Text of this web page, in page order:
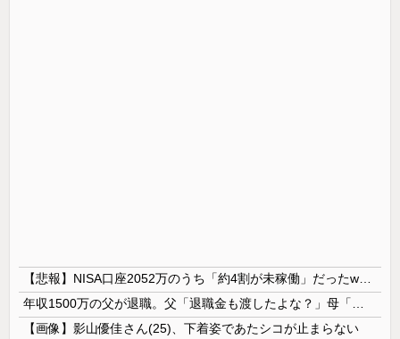
【画像】影山優佳さん(25)、下着姿であたシコが止まらない